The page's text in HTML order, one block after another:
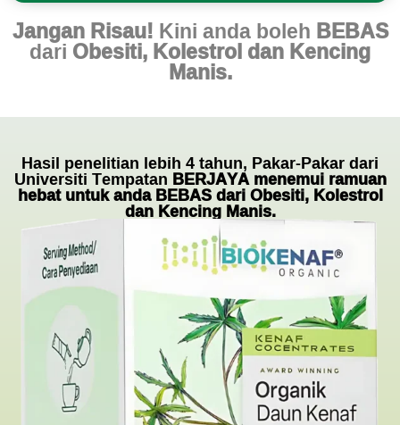
Jangan Risau!Kini anda bolehBEBAS
dariObesiti, Kolestrol dan Kencing
Manis.
Hasil penelitian lebih 4 tahun, Pakar-Pakar dari
Universiti TempatanBERJAYA menemui ramuan
hebat untuk anda BEBAS dari Obesiti, Kolestrol
dan Kencing Manis.